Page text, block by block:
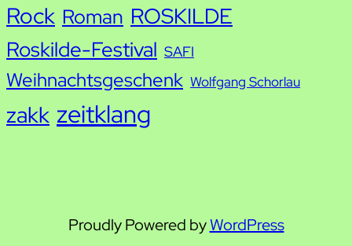
Rock Roman ROSKILDE
Roskilde-Festival SAFI
Weihnachtsgeschenk Wolfgang Schorlau
zakk zeitklang
Proudly Powered byWordPress